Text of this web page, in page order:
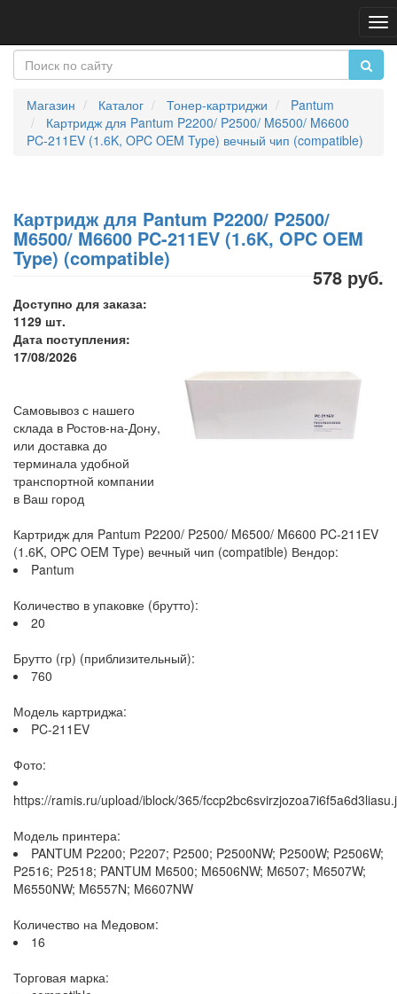
Магазин Каталог Тонер-картриджи
Pantum
Картридж для Pantum P2200/ P2500/ M6500/ M6600
PC-211EV (1.6K, OPC OEM Type) вечный чип (compatible)
Картридж для Pantum P2200/ P2500/
M6500/ M6600 PC-211EV (1.6K, OPC OEM
Type) (compatible)
578 руб.
Доступно для заказа:
1129 шт.
Дата поступления:
17/08/2026
Самовывоз с нашего
склада в Ростов-на-Дону,
или доставка до
терминала удобной
транспортной компании
в Ваш город
Картридж для Pantum P2200/ P2500/ M6500/ M6600 PC-211EV
(1.6K, OPC OEM Type) вечный чип (compatible) Вендор:
Pantum
Количество в упаковке (брутто):
20
Брутто (гр) (приблизительный):
760
Модель картриджа:
PC-211EV
Фото:
https://ramis.ru/upload/iblock/365/
Модель принтера:
PANTUM P2200; P2207; P2500; P2500NW; P2500W; P2506W;
P2516; P2518; PANTUM M6500; M6506NW; M6507; M6507W;
M6550NW; M6557N; M6607NW
Количество на Медовом:
16
Торговая марка: